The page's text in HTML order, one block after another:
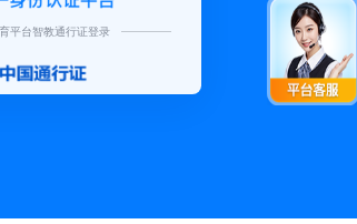
平台智教通行证登录